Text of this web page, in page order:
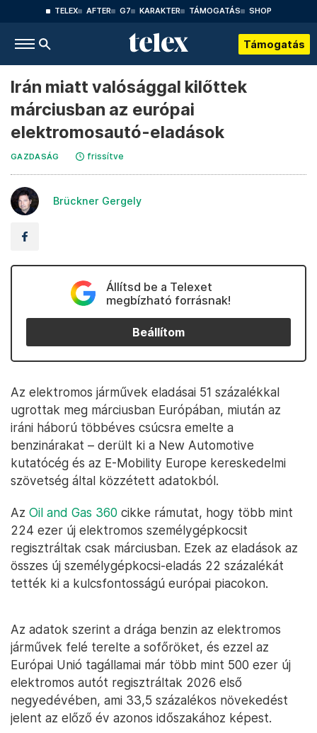
TELEX AFTER G7 KARAKTER TÁMOGATÁS SHOP
Támogatás
Irán miatt valósággal kilőttek
márciusban az európai
elektromosautó-eladások
GAZDASÁG frissítve
Brückner Gergely
Állítsd be a Telexet
megbízható forrásnak!
Beállítom
Az elektromos járművek eladásai 51 százalékkal
ugrottak meg márciusban Európában, miután az
iráni háború többéves csúcsra emelte a
benzinárakat – derült ki a New Automotive
kutatócég és az E-Mobility Europe kereskedelmi
szövetség által közzétett adatokból.
Az Oil and Gas 360 cikke rámutat, hogy több mint
224 ezer új elektromos személygépkocsit
regisztráltak csak márciusban. Ezek az eladások az
összes új személygépkocsi-eladás 22 százalékát
tették ki a kulcsfontosságú európai piacokon.
Az adatok szerint a drága benzin az elektromos
járművek felé terelte a sofőröket, és ezzel az
Európai Unió tagállamai már több mint 500 ezer új
elektromos autót regisztráltak 2026 első
negyedévében, ami 33,5 százalékos növekedést
jelent az előző év azonos időszakához képest.